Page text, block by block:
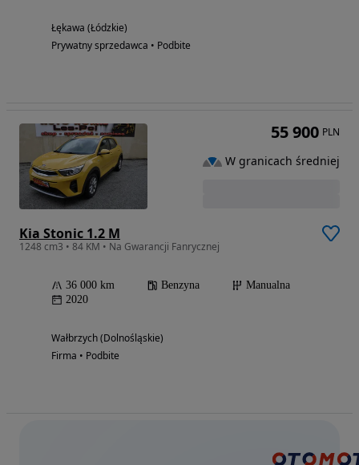
Łękawa (Łódzkie)
Prywatny sprzedawca • Podbite
Kia Stonic 1.2 M
1248 cm3 • 84 KM • Na Gwarancji Fanrycznej
36 000 km Benzyna
Manualna
2020
Wałbrzych (Dolnośląskie)
Firma • Podbite
55 900 PLN
W granicach średniej